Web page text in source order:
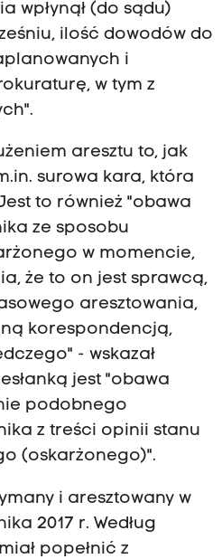
wpłynął (do sądu)
ilość dowodów do
i
w tym z
aresztu to, jak
surowa kara, która
to również "obawa
ze sposobu
w momencie,
że to on jest sprawcą,
aresztowania,
korespondencją,
- wskazał
jest "obawa
podobnego
z treści opinii stanu
(oskarżonego)".
i aresztowany w
2017 r. Według
popełnić z